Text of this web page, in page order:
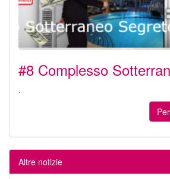
#8 Complesso
.
Altre notizie